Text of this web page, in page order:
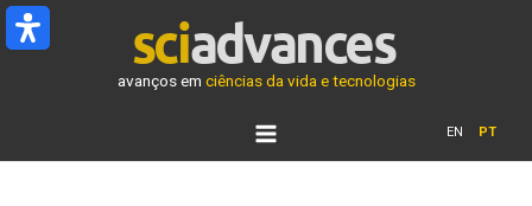
Ir
para
avanços em ciências da vida e tecnologias
EN PT